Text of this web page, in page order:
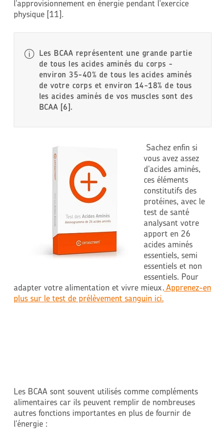
l'approvisionnement en énergie pendant l'exercice
physique [11].
Les BCAA représentent une grande partie
de tous les acides aminés du corps -
environ 35-40% de tous les acides aminés
de votre corps et environ 14-18% de tous
les acides aminés de vos muscles sont des
BCAA [6].
Sachez enfin si
vous avez assez
d'acides aminés,
ces éléments
constitutifs des
protéines, avec le
test de santé
analysant votre
apport en 26
acides aminés
essentiels, semi
essentiels et non
essentiels. Pour
adapter votre alimentation et vivre mieux. Apprenez-en
plus sur le test de prélèvement sanguin ici.
Les BCAA sont souvent utilisés comme compléments
alimentaires car ils peuvent remplir de nombreuses
autres fonctions importantes en plus de fournir de
l'énergie :